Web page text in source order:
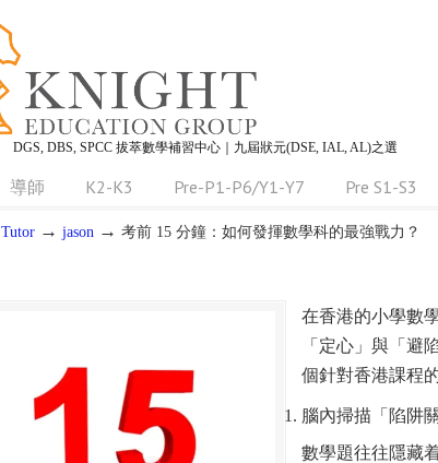
DGS, DBS, SPCC 拔萃數學補習中心｜九屆狀元(DSE, IAL, AL)之選
導師 K2-K3 Pre-P1-P6/Y1-Y7 Pre S1-S3
Tutor → jason → 考前 15 分鐘：如何發揮數學科的最強戰力？
在香港的小學數
「定心」與「避
個針對香港課程
腦內掃描「陷阱
數學題往往隱藏